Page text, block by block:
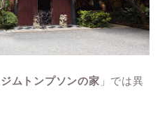
ジムトンプソンの家 」では異